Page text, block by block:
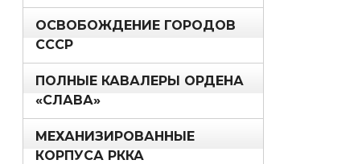
ОСВОБОЖДЕНИЕ ГОРОДОВ
СССР
ПОЛНЫЕ КАВАЛЕРЫ ОРДЕНА
«СЛАВА»
МЕХАНИЗИРОВАННЫЕ
КОРПУСА РККА